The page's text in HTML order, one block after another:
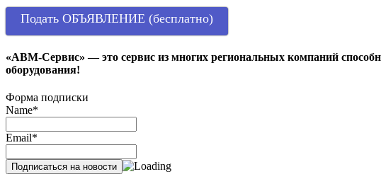
Подать ОБЪЯВЛЕНИЕ (бесплатно)
«АВМ-Сервис» — это сервис из многих региональных компаний
оборудования!
Форма подписки
Name*
Email*